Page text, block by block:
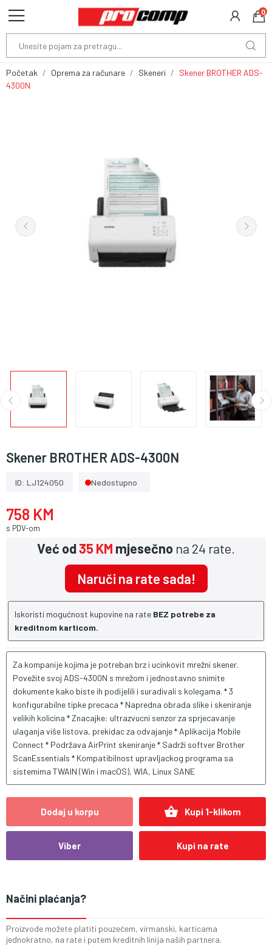
0
Početak Oprema za računare Skeneri
Skener BROTHER ADS-
4300N
Skener BROTHER ADS-4300N
ID: LJ124050 Nedostupno
758 KM
s PDV-om
Već od35 KM mjesečno na 24 rate.
Naruči na rate sada!
Iskoristi mogućnost kupovine na rate BEZ potrebe za
kreditnom karticom.
Za kompanije kojima je potreban brz i ucinkovit mrežni skener.
Povežite svoj ADS-4300N s mrežom i jednostavno snimite
dokumente kako biste ih podijelili i suradivali s kolegama. * 3
konfigurabilne tipke precaca * Napredna obrada slike i skeniranje
velikih kolicina * Znacajke: ultrazvucni senzor za sprjecavanje
ulaganja više listova, prekidac za odvajanje * Aplikacija Mobile
Connect * Podržava AirPrint skeniranje * Sadrži softver Brother
ScanEssentials * Kompatibilnost upravljackog programa sa
sistemima TWAIN (Win i macOS), WIA, Linux SANE
Dodaj u korpu shopping_basket Kupi 1-klikom
Viber Kupi na rate
Načini plaćanja?
Proizvode možete platiti pouzećem, virmanski, karticama
jednokratno, na rate i putem kreditnih linija naših partnera.